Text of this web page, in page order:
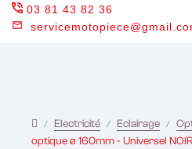
03 81 43 82 36
Electricité Eclairage
optique ø 160mm - Universel NOIR